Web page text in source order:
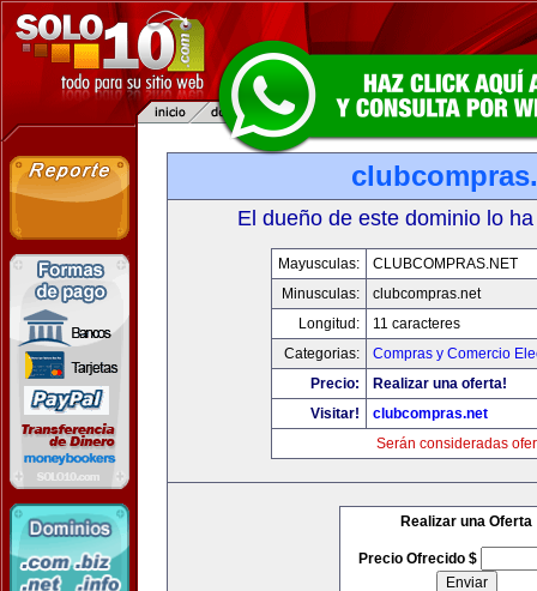
El dueño de este dominio lo
Mayusculas:
CLUBCOMPRAS.NET
Minusculas:
clubcompras.net
Longitud:
11 caracteres
Categorias:
Compras y Comercio
Precio:
Realizar una oferta!
Visitar!
clubcompras.net
Serán consideradas
Realizar una Oferta
Precio Ofrecido $